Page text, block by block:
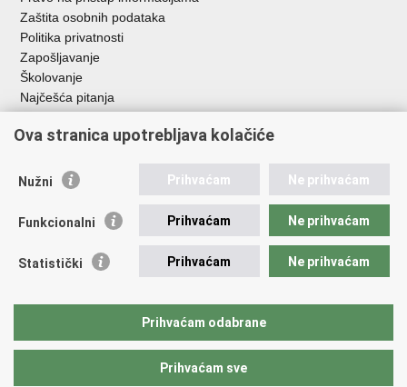
Zaštita osobnih podataka
Politika privatnosti
Zapošljavanje
Školovanje
Najčešća pitanja
Važne poveznice
EMN Nacionalna kontaktna točka za Republiku Hrvatsku
Policijska akademija
Zaklada policijske solidarnosti
Udruge
Ova stranica upotrebljava kolačiće
Nužni Prihvaćam Ne prihvaćam
Funkcionalni Prihvaćam Ne prihvaćam
Statistički Prihvaćam Ne prihvaćam
Prihvaćam odabrane
Prihvaćam sve